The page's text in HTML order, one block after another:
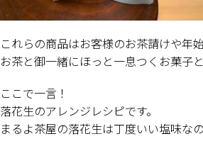
これらの商品はお客様のお茶請けや年
お茶と御一緒にほっと一息つくお菓子
ここで一言！
落花生のアレンジレシピです。
まるよ茶屋の落花生は丁度いい塩味な